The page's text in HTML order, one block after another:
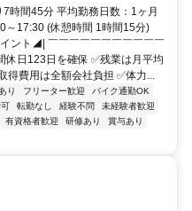
時間45分 平均勤務日数：1ヶ月
～17:30 (休憩時間 1時間15分)
ント◢| ￣￣￣￣￣￣￣￣￣￣￣
休日123日を確保 ✅残業は月平均
費用は全額会社負担 ✅体力...
り フリーター歓迎
バイク通勤OK
転勤なし 経験不問
未経験者歓迎
有資格者歓迎 研修あり
賞与あり